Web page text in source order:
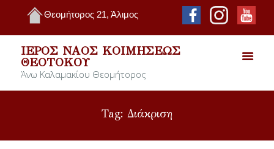
Θεομήτορος 21, Άλιμος
ΙΕΡΌΣ ΝΑΌΣ ΚΟΙΜΉΣΕΩΣ
ΘΕΟΤΌΚΟΥ
Άνω Καλαμακίου Θεομήτορος
Tag: Διάκριση